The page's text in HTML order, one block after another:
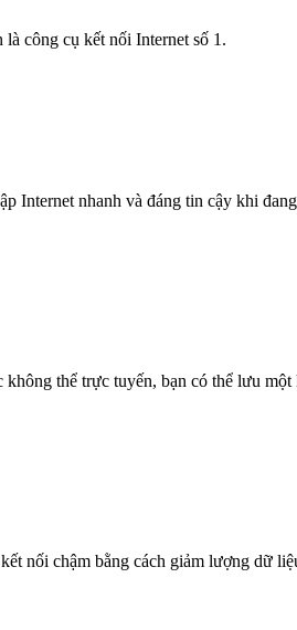
công cụ kết nối Internet số 1.
nhanh và đáng tin cậy khi
thể trực tuyến, bạn có thể lưu
nối chậm bằng cách giảm lượng dữ